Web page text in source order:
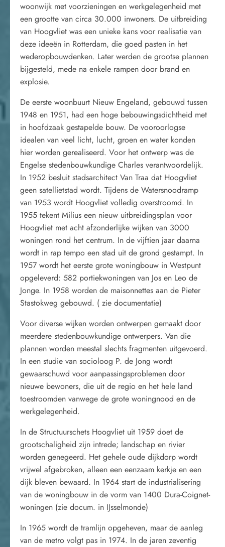
woonwijk met voorzieningen en werkgelegenheid met
een grootte van circa 30.000 inwoners. De uitbreiding
van Hoogvliet was een unieke kans voor realisatie van
deze ideeën in Rotterdam, die goed pasten in het
wederopbouwdenken. Later werden de grootse plannen
bijgesteld, mede na enkele rampen door brand en
explosie.
De eerste woonbuurt Nieuw Engeland, gebouwd tussen
1948 en 1951, had een hoge bebouwingsdichtheid met
in hoofdzaak gestapelde bouw. De vooroorlogse
idealen van veel licht, lucht, groen en water konden
hier worden gerealiseerd. Voor het ontwerp was de
Engelse stedenbouwkundige Charles verantwoordelijk.
In 1952 besluit stadsarchitect Van Traa dat Hoogvliet
geen satellietstad wordt. Tijdens de Watersnoodramp
van 1953 wordt Hoogvliet volledig overstroomd. In
1955 tekent Milius een nieuw uitbreidingsplan voor
Hoogvliet met acht afzonderlijke wijken van 3000
woningen rond het centrum. In de vijftien jaar daarna
wordt in rap tempo een stad uit de grond gestampt. In
1957 wordt het eerste grote woningbouw in Westpunt
opgeleverd: 582 portiekwoningen van Jos en Leo de
Jonge. In 1958 worden de maisonnettes aan de Pieter
Stastokweg gebouwd. ( zie documentatie)
Voor diverse wijken worden ontwerpen gemaakt door
meerdere stedenbouwkundige ontwerpers. Van die
plannen worden meestal slechts fragmenten uitgevoerd.
In een studie van socioloog P. de Jong wordt
gewaarschuwd voor aanpassingsproblemen door
nieuwe bewoners, die uit de regio en het hele land
toestroomden vanwege de grote woningnood en de
werkgelegenheid.
In de Structuurschets Hoogvliet uit 1959 doet de
grootschaligheid zijn intrede; landschap en rivier
worden genegeerd. Het gehele oude dijkdorp wordt
vrijwel afgebroken, alleen een eenzaam kerkje en een
dijk bleven bewaard. In 1964 start de industrialisering
van de woningbouw in de vorm van 1400 Dura-Coignet-
woningen (zie docum. in IJsselmonde)
In 1965 wordt de tramlijn opgeheven, maar de aanleg
van de metro volgt pas in 1974. In de jaren zeventig